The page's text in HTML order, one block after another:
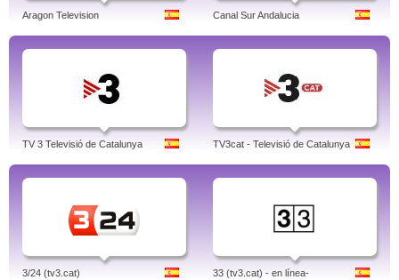
Aragon Television Canal Sur Andalucia
TV 3 Televisió de Catalunya TV3cat - Televisió de Catalunya
3/24 (tv3.cat) 33 (tv3.cat) - en línea-